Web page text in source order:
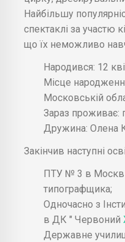
Найбільшу
спектаклі за участю
що їх неможливо
Народився: 12
Місце
Московській
Зараз проживає:
Дружина: Олена
Закінчив наступні
ПТУ № 3 в
типографщика;
Одночасно з
в ДК " Червоний
Державне